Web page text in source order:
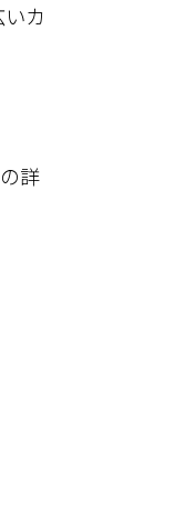
カ
詳